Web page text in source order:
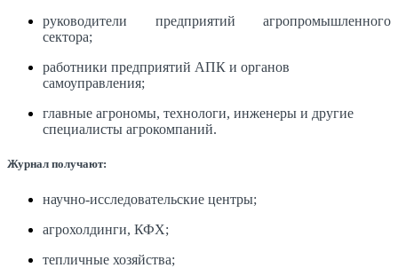
руководители предприятий агропромышленного
сектора;
работники предприятий АПК и органов
самоуправления;
главные агрономы, технологи, инженеры и другие
специалисты агрокомпаний.
Журнал получают:
научно-исследовательские центры;
агрохолдинги, КФХ;
тепличные хозяйства;